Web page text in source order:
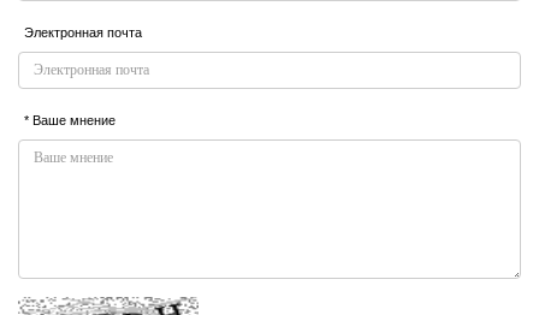
Электронная почта
* Ваше мнение